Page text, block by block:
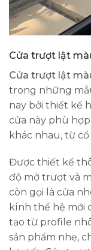
Cửa trượt lật
Cửa trượt lật
trong những
nay bởi thiết kế
cửa này phù
khác nhau, từ
Được thiết kế
độ mở trượt và
còn gọi là cửa
kính thế hệ mới
tạo từ profile
sản phẩm nhẹ,